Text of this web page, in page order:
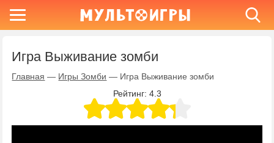
Игра Выживание зомби
Главная — Игры Зомби — Игра Выживание зомби
Рейтинг: 4.3